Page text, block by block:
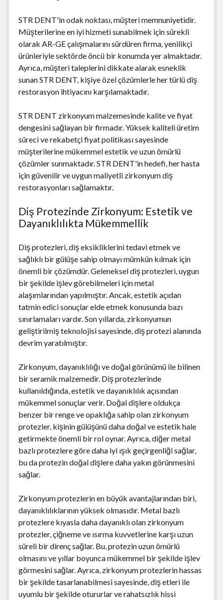
STR DENT'in odak noktası, müşteri memnuniyetidir.
Müşterilerine en iyi hizmeti sunabilmek için sürekli
olarak AR-GE çalışmalarını sürdüren firma, yenilikçi
ürünleriyle sektörde öncü bir konumda yer almaktadır.
Ayrıca, müşteri taleplerini dikkate alarak esneklik
sunan STR DENT, kişiye özel çözümlerle her türlü diş
restorasyon ihtiyacını karşılamaktadır.
STR DENT zirkonyum malzemesinde kalite ve fiyat
dengesini sağlayan bir firmadır. Yüksek kaliteli üretim
süreci ve rekabetçi fiyat politikası sayesinde
müşterilerine mükemmel estetik ve uzun ömürlü
çözümler sunmaktadır. STR DENT'in hedefi, her hasta
için güvenilir ve uygun maliyetli zirkonyum diş
restorasyonları sağlamaktır.
Diş Protezinde Zirkonyum: Estetik ve
Dayanıklılıkta Mükemmellik
Diş protezleri, diş eksikliklerini tedavi etmek ve
sağlıklı bir gülüşe sahip olmayı mümkün kılmak için
önemli bir çözümdür. Geleneksel diş protezleri, uygun
bir şekilde işlev görebilmeleri için metal
alaşımlarından yapılmıştır. Ancak, estetik açıdan
tatmin edici sonuçlar elde etmek konusunda bazı
sınırlamaları vardır. Son yıllarda, zirkonyumun
geliştirilmiş teknolojisi sayesinde, diş protezi alanında
devrim yaratılmıştır.
Zirkonyum, dayanıklılığı ve doğal görünümü ile bilinen
bir seramik malzemedir. Diş protezlerinde
kullanıldığında, estetik ve dayanıklılık açısından
mükemmel sonuçlar verir. Doğal dişlere oldukça
benzer bir renge ve opaklığa sahip olan zirkonyum
protezler, kişinin gülüşünü daha doğal ve estetik hale
getirmekte önemli bir rol oynar. Ayrıca, diğer metal
bazlı protezlere göre daha iyi ışık geçirgenliği sağlar,
bu da protezin doğal dişlere daha yakın görünmesini
sağlar.
Zirkonyum protezlerin en büyük avantajlarından biri,
dayanıklılıklarının yüksek olmasıdır. Metal bazlı
protezlere kıyasla daha dayanıklı olan zirkonyum
protezler, çiğneme ve ısırma kuvvetlerine karşı uzun
süreli bir direnç sağlar. Bu, protezin uzun ömürlü
olmasını ve yıllar boyunca mükemmel bir şekilde işlev
görmesini sağlar. Ayrıca, zirkonyum protezlerin hassas
bir şekilde tasarlanabilmesi sayesinde, diş etleri ile
uyumlu bir şekilde otururlar ve rahatsızlık hissi